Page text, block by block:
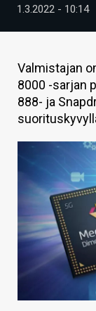
TECHBBS
HINTA.FI
KAUPPA
VAIHDA TEEMA
HAKU
1.3.2022 - 10:14
Valmistajan
8000 -sarjan
888- ja